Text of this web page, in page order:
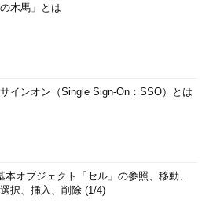
の木馬」とは
インオン（Single Sign-On：SSO）とは
本オブジェクト「セル」の参照、移動、
択、挿入、削除 (1/4)